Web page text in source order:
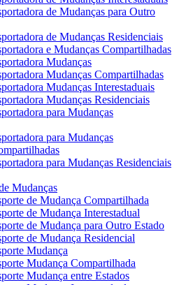
de Mudanças para Outro
de Mudanças Residenciais
e Mudanças Compartilhadas
Mudanças
Mudanças Compartilhadas
Mudanças Interestaduais
Mudanças Residenciais
para Mudanças
para Mudanças
para Mudanças Residenciais
Mudanças
de Mudança Compartilhada
de Mudança Interestadual
de Mudança para Outro Estado
de Mudança Residencial
Mudança
Mudança Compartilhada
Mudança entre Estados